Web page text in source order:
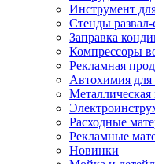
Инструмент
Стенды
Заправка
Компрессоры
Рекламная
Автохимия для
Металлическая
Расходные
Рекламные
Новинки